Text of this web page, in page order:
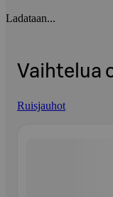
Ladataan...
Vaihtelua
Ruisjauhot